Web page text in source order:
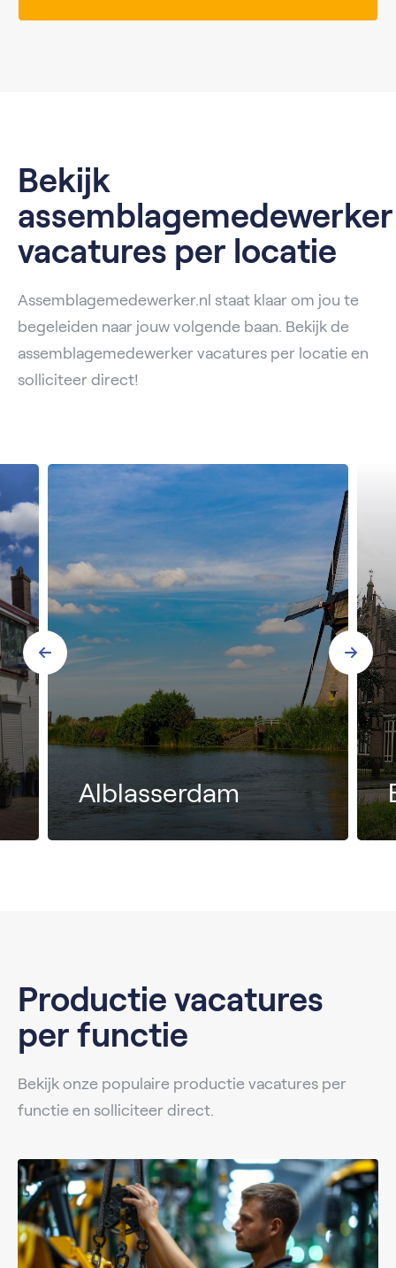
Bekijk
assemblagemedewerker
vacatures per locatie
Assemblagemedewerker.nl staat klaar om jou te
begeleiden naar jouw volgende baan. Bekijk de
assemblagemedewerker vacatures per locatie en
solliciteer direct!
Alblasserdam
Productie vacatures
per functie
Bekijk onze populaire productie vacatures per
functie en solliciteer direct.